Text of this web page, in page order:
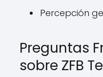
Percepción
Preguntas
sobre ZFB